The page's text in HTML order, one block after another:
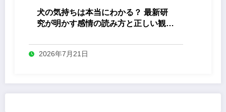
犬の気持ちは本当にわかる？ 最新研
究が明かす感情の読み方と正しい観察
2026年7月21日